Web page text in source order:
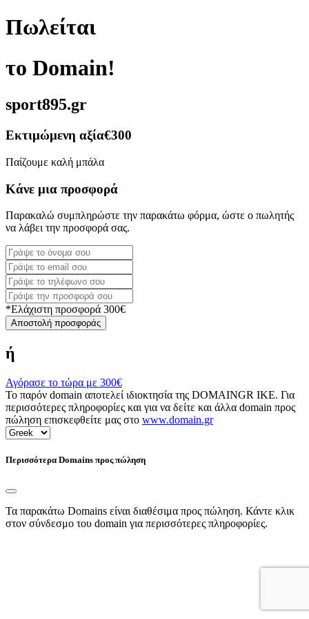
Πωλείται
το Domain!
sport895.gr
Εκτιμώμενη αξία€300
Παίζουμε καλή μπάλα
Κάνε μια προσφορά
Παρακαλώ συμπληρώστε την παρακάτω φόρμα, ώστε ο πωλητής
να λάβει την προσφορά σας.
*Ελάχιστη προσφορά 300€
Αποστολή προσφοράς
ή
Αγόρασε το τώρα με 300€
Το παρόν domain αποτελεί ιδιοκτησία της DOMAINGR ΙΚΕ. Για
περισσότερες πληροφορίες και για να δείτε και άλλα domain προς
πώληση επισκεφθείτε μας στο www.domain.gr
Περισσότερα Domains προς πώληση
Τα παρακάτω Domains είναι διαθέσιμα προς πώληση. Κάντε κλικ
στον σύνδεσμο του domain για περισσότερες πληροφορίες.